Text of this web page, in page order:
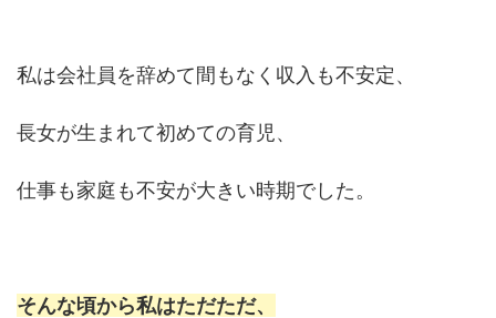
私は会社員を辞めて間もなく収入も不安定、
長女が生まれて初めての育児、
仕事も家庭も不安が大きい時期でした。
そんな頃から私はただただ、